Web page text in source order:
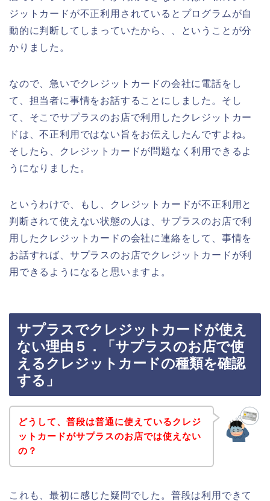
ジットカードが不正利用されているとプログラムが自
動的に判断してしまっていたから、、ということが分
かりました。
なので、急いでクレジットカードの会社に電話をし
て、担当者に事情をお話することにしました。そし
て、そこでサプラスのお店で利用したクレジットカー
ドは、不正利用ではない旨をお伝えしたんですよね。
そしたら、クレジットカードが問題なく利用できるよ
うになりました。
というわけで、もし、クレジットカードが不正利用と
判断されて使えない状態の人は、サプラスのお店で利
用したクレジットカードの会社に連絡をして、事情を
お話すれば、サプラスのお店でクレジットカードが利
用できるようになると思いますよ。
サプラスでクレジットカードが使え
ない理由５．「サプラスのお店で使
えるクレジットカードの種類を確認
する」
どうして、普段は普通に使えているクレジ
ットカードがサプラスのお店では使えない
の？
これも、最初に感じた疑問でした。普段は利用できて